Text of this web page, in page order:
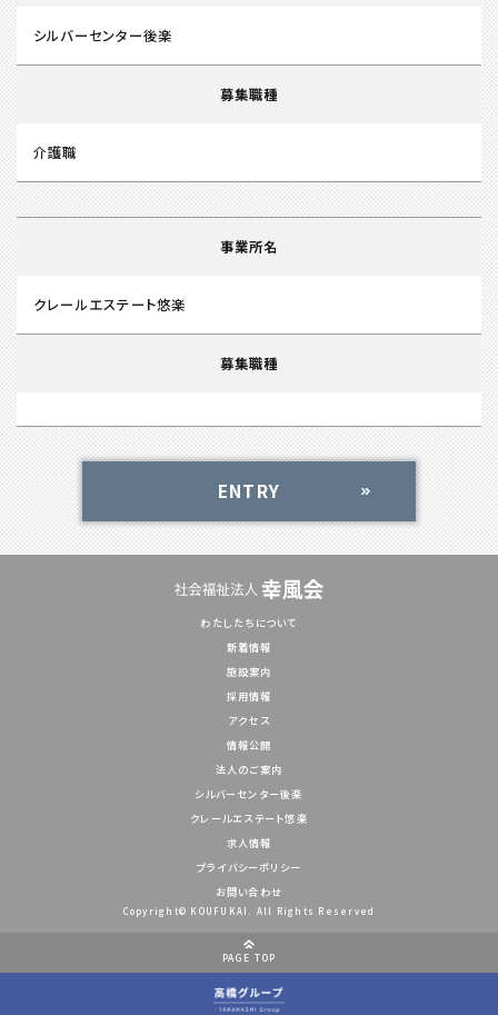
シルバーセンター後楽
募集職種
介護職
事業所名
クレールエステート悠楽
募集職種
ENTRY
わたしたちについて
新着情報
施設案内
採用情報
アクセス
情報公開
法人のご案内
シルバーセンター後楽
クレールエステート悠楽
求人情報
プライバシーポリシー
お問い合わせ
Copyright© KOUFUKAI. All Rights Reserved
PAGE TOP